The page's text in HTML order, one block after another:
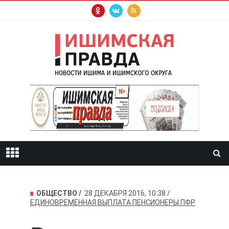
ОБЩЕСТВО
28 ДЕКАБРЯ 2016, 10:38
ЕДИНОВРЕМЕННАЯ ВЫПЛАТА ПЕНСИОНЕРЫ ПФР